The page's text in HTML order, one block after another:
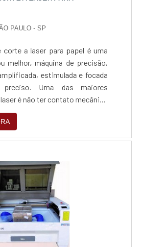
de alta qualidade onde são
de automação. Esses
proativos e especialistas
sua essência de trazer
os clientes.
PAULO - SP
corte a laser para papel é uma
melhor, máquina de precisão,
estimulada e focada
Uma das maiores
é não ter contato mecânico
a ser processado, apenas o
o faz, o que evita
os danos não intencionais
material.Qualificações de um
proprie....